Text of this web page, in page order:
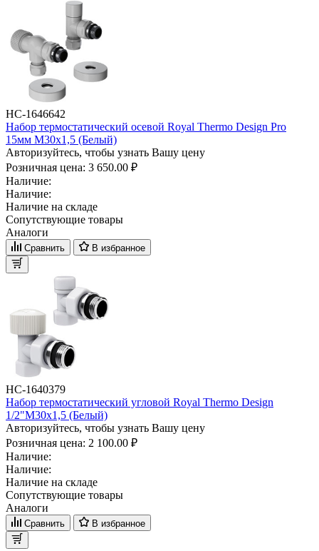
НС-1646642
Набор термостатический осевой Royal Thermo Design Pro
15мм М30х1,5 (Белый)
Авторизуйтесь, чтобы узнать Вашу цену
Розничная цена: 3 650.00 ₽
Наличие:
Наличие:
Наличие на складе
Сопутствующие товары
Аналоги
Сравнить В избранное
НС-1640379
Набор термостатический угловой Royal Thermo Design
1/2"М30х1,5 (Белый)
Авторизуйтесь, чтобы узнать Вашу цену
Розничная цена: 2 100.00 ₽
Наличие:
Наличие:
Наличие на складе
Сопутствующие товары
Аналоги
Сравнить В избранное